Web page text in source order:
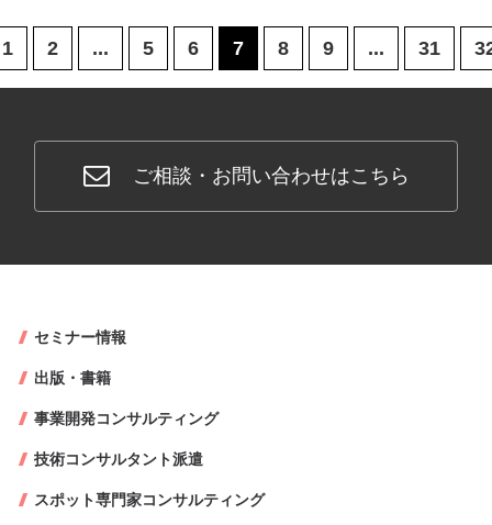
1 2 ... 5 6 7 8 9 ... 31
ご相談・お問い合わせはこちら
セミナー情報
出版・書籍
事業開発コンサルティング
技術コンサルタント派遣
スポット専門家コンサルティング